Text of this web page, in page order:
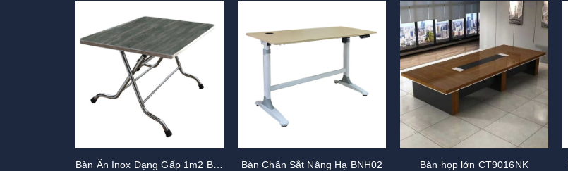
Bàn Ăn Inox Dạng Gấp 1m2 BCN712B
Bàn Chân Sắt Nâng Hạ BNH02
Bàn họp lớn CT9016NK